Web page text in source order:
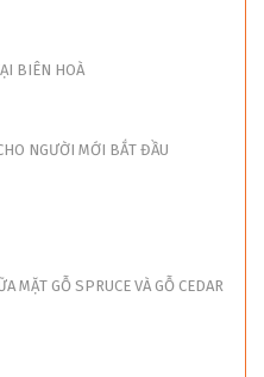
BIÊN HOÀ
NGƯỜI MỚI BẮT ĐẦU
MẶT GỖ SPRUCE VÀ GỖ CEDAR